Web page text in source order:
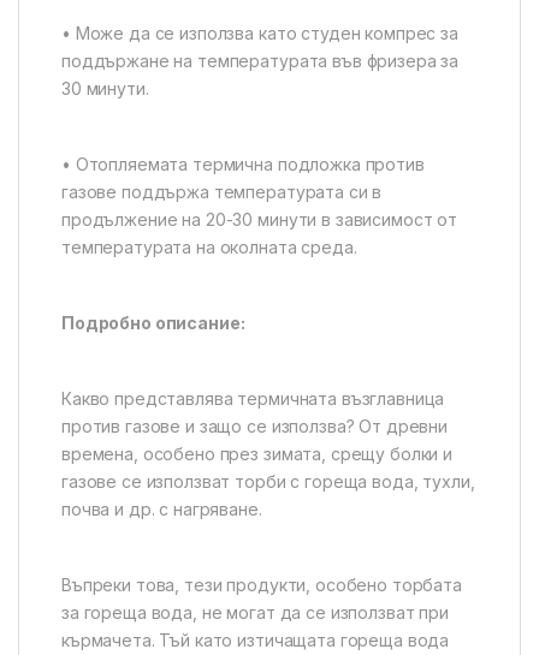
• Може да се използва като студен компрес за
поддържане на температурата във фризера за
30 минути.
• Отопляемата термична подложка против
газове поддържа температурата си в
продължение на 20-30 минути в зависимост от
температурата на околната среда.
Подробно описание:
Какво представлява термичната възглавница
против газове и защо се използва? От древни
времена, особено през зимата, срещу болки и
газове се използват торби с гореща вода, тухли,
почва и др. с нагряване.
Въпреки това, тези продукти, особено торбата
за гореща вода, не могат да се използват при
кърмачета. Тъй като изтичащата гореща вода